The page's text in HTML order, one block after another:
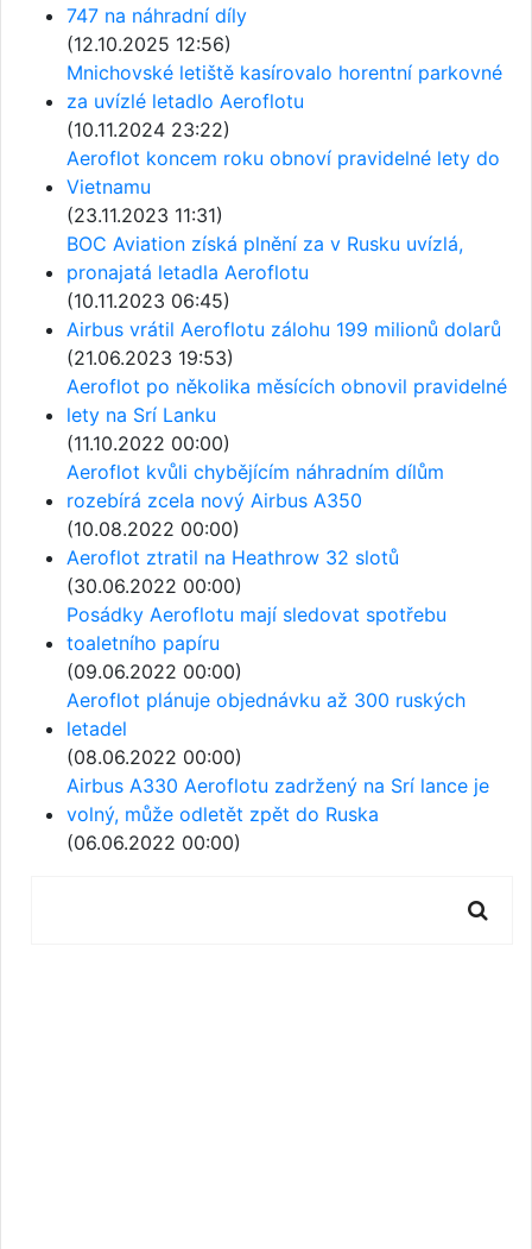
747 na náhradní díly
(12.10.2025 12:56)
Mnichovské letiště kasírovalo horentní parkovné
za uvízlé letadlo Aeroflotu
(10.11.2024 23:22)
Aeroflot koncem roku obnoví pravidelné lety do
Vietnamu
(23.11.2023 11:31)
BOC Aviation získá plnění za v Rusku uvízlá,
pronajatá letadla Aeroflotu
(10.11.2023 06:45)
Airbus vrátil Aeroflotu zálohu 199 milionů dolarů
(21.06.2023 19:53)
Aeroflot po několika měsících obnovil pravidelné
lety na Srí Lanku
(11.10.2022 00:00)
Aeroflot kvůli chybějícím náhradním dílům
rozebírá zcela nový Airbus A350
(10.08.2022 00:00)
Aeroflot ztratil na Heathrow 32 slotů
(30.06.2022 00:00)
Posádky Aeroflotu mají sledovat spotřebu
toaletního papíru
(09.06.2022 00:00)
Aeroflot plánuje objednávku až 300 ruských
letadel
(08.06.2022 00:00)
Airbus A330 Aeroflotu zadržený na Srí lance je
volný, může odletět zpět do Ruska
(06.06.2022 00:00)